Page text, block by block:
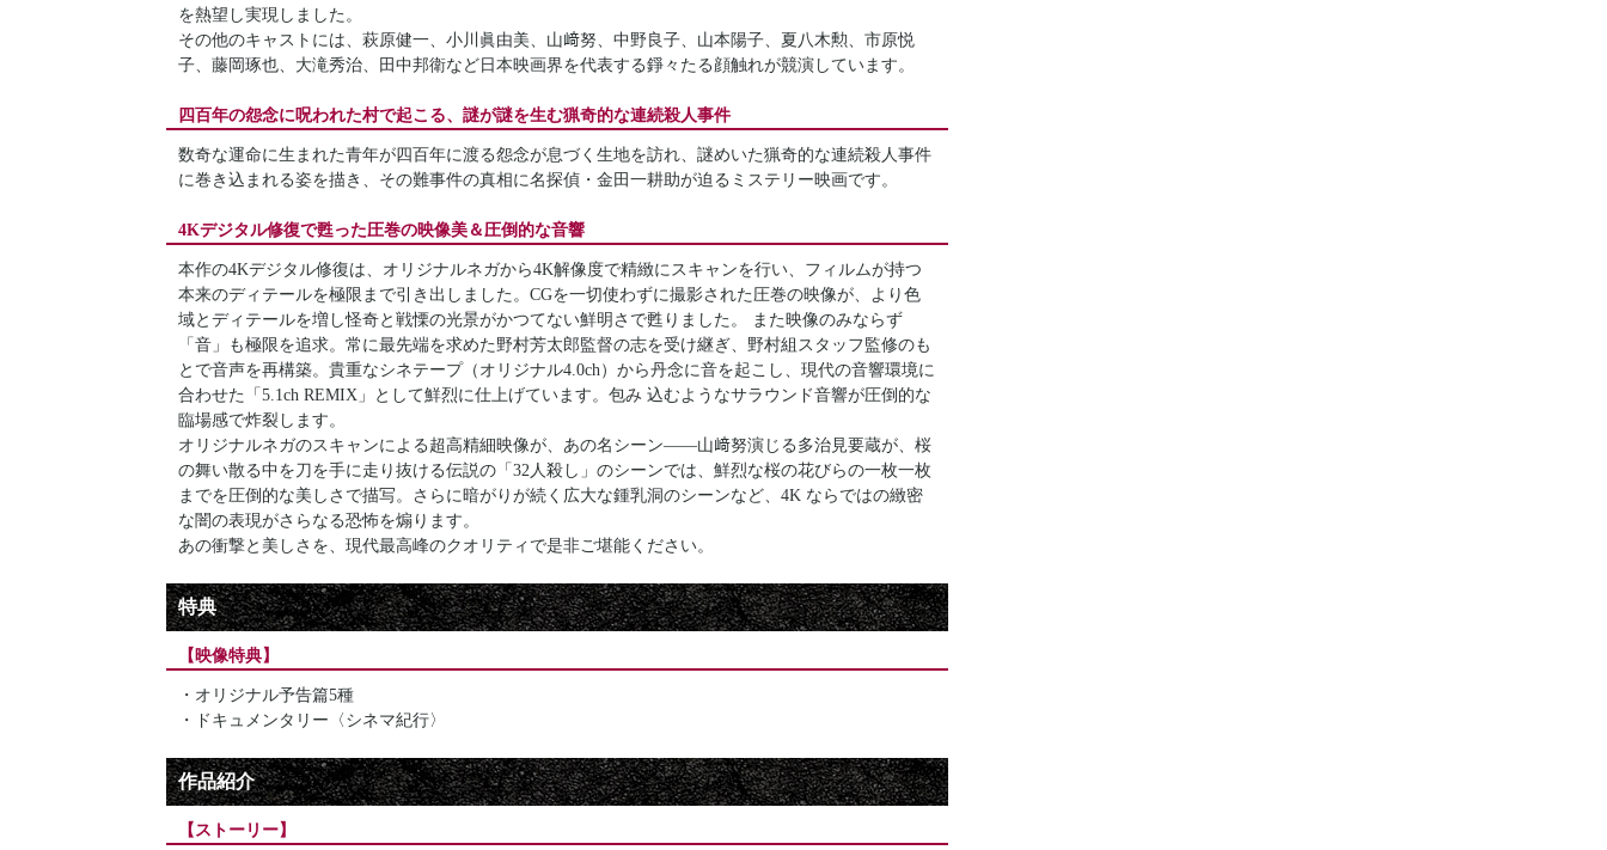
を熱望し実現しました。
その他のキャストには、萩原健一、小川眞由美、山﨑努、中野良子、山本陽子、夏八木勲、市原悦
子、藤岡琢也、大滝秀治、田中邦衛など日本映画界を代表する錚々たる顔触れが競演しています。
四百年の怨念に呪われた村で起こる、謎が謎を生む猟奇的な連続殺人事件
数奇な運命に生まれた青年が四百年に渡る怨念が息づく生地を訪れ、謎めいた猟奇的な連続殺人事件
に巻き込まれる姿を描き、その難事件の真相に名探偵・金田一耕助が迫るミステリー映画です。
4Kデジタル修復で甦った圧巻の映像美＆圧倒的な音響
本作の4Kデジタル修復は、オリジナルネガから4K解像度で精緻にスキャンを行い、フィルムが持つ
本来のディテールを極限まで引き出しました。CGを一切使わずに撮影された圧巻の映像が、より色
域とディテールを増し怪奇と戦慄の光景がかつてない鮮明さで甦りました。 また映像のみならず
「音」も極限を追求。常に最先端を求めた野村芳太郎監督の志を受け継ぎ、野村組スタッフ監修のも
とで音声を再構築。貴重なシネテープ（オリジナル4.0ch）から丹念に音を起こし、現代の音響環境に
合わせた「5.1ch REMIX」として鮮烈に仕上げています。包み 込むようなサラウンド音響が圧倒的な
臨場感で炸裂します。
オリジナルネガのスキャンによる超高精細映像が、あの名シーン――山﨑努演じる多治見要蔵が、桜
の舞い散る中を刀を手に走り抜ける伝説の「32人殺し」のシーンでは、鮮烈な桜の花びらの一枚一枚
までを圧倒的な美しさで描写。さらに暗がりが続く広大な鍾乳洞のシーンなど、4K ならではの緻密
な闇の表現がさらなる恐怖を煽ります。
あの衝撃と美しさを、現代最高峰のクオリティで是非ご堪能ください。
特典
【映像特典】
・オリジナル予告篇5種
・ドキュメンタリー〈シネマ紀行〉
作品紹介
【ストーリー】